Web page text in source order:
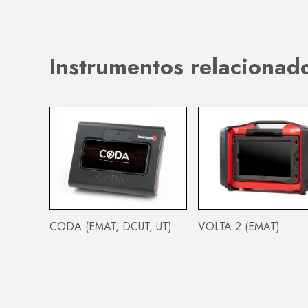
Instrumentos
CODA (EMAT, DCUT, UT) VOLTA 2 (EMAT)